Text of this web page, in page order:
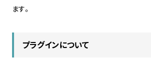
ます。
プラグインについて